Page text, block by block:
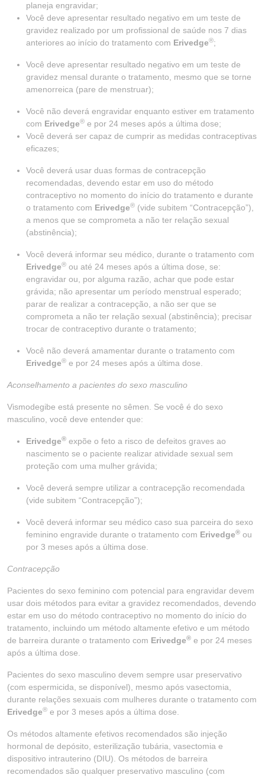
planeja engravidar;
Você deve apresentar resultado negativo em um teste de
gravidez realizado por um profissional de saúde nos 7 dias
anteriores ao início do tratamento com Erivedge®;
Você deve apresentar resultado negativo em um teste de
gravidez mensal durante o tratamento, mesmo que se torne
amenorreica (pare de menstruar);
Você não deverá engravidar enquanto estiver em tratamento
com Erivedge® e por 24 meses após a última dose;
Você deverá ser capaz de cumprir as medidas contraceptivas
eficazes;
Você deverá usar duas formas de contracepção
recomendadas, devendo estar em uso do método
contraceptivo no momento do início do tratamento e durante
o tratamento com Erivedge® (vide subitem “Contracepção”),
a menos que se comprometa a não ter relação sexual
(abstinência);
Você deverá informar seu médico, durante o tratamento com
Erivedge® ou até 24 meses após a última dose, se:
engravidar ou, por alguma razão, achar que pode estar
grávida; não apresentar um período menstrual esperado;
parar de realizar a contracepção, a não ser que se
comprometa a não ter relação sexual (abstinência); precisar
trocar de contraceptivo durante o tratamento;
Você não deverá amamentar durante o tratamento com
Erivedge® e por 24 meses após a última dose.
Aconselhamento a pacientes do sexo masculino
Vismodegibe está presente no sêmen. Se você é do sexo
masculino, você deve entender que:
Erivedge® expõe o feto a risco de defeitos graves ao
nascimento se o paciente realizar atividade sexual sem
proteção com uma mulher grávida;
Você deverá sempre utilizar a contracepção recomendada
(vide subitem “Contracepção”);
Você deverá informar seu médico caso sua parceira do sexo
feminino engravide durante o tratamento com Erivedge® ou
por 3 meses após a última dose.
Contracepção
Pacientes do sexo feminino com potencial para engravidar devem
usar dois métodos para evitar a gravidez recomendados, devendo
estar em uso do método contraceptivo no momento do início do
tratamento, incluindo um método altamente efetivo e um método
de barreira durante o tratamento com Erivedge® e por 24 meses
após a última dose.
Pacientes do sexo masculino devem sempre usar preservativo
(com espermicida, se disponível), mesmo após vasectomia,
durante relações sexuais com mulheres durante o tratamento com
Erivedge® e por 3 meses após a última dose.
Os métodos altamente efetivos recomendados são injeção
hormonal de depósito, esterilização tubária, vasectomia e
dispositivo intrauterino (DIU). Os métodos de barreira
recomendados são qualquer preservativo masculino (com